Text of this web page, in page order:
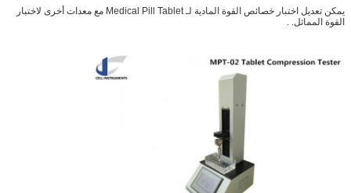
يمكن تعديل اختبار خصائص القوة المادية لـ Medical Pill Tablet مع معدات أخرى لاختبار
القوة المماثل. .